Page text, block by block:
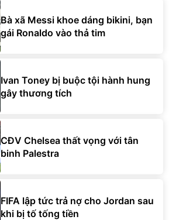
Bà xã Messi khoe dáng bikini, bạn
gái Ronaldo vào thả tim
Ivan Toney bị buộc tội hành hung
gây thương tích
CĐV Chelsea thất vọng với tân
binh Palestra
FIFA lập tức trả nợ cho Jordan sau
khi bị tố tống tiền